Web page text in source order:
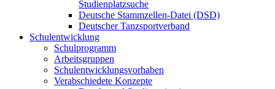
Studienplatzsuche
Deutsche Stammzellen-Datei (DSD)
Deutscher Tanzsportverband
Schulentwicklung
Schulprogramm
Arbeitsgruppen
Schulentwicklungsvorhaben
Verabschiedete Konzepte